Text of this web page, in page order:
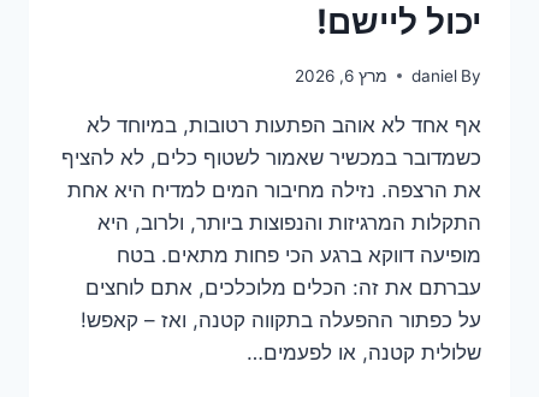
יכול ליישם!
By
daniel מרץ 6, 2026
אף אחד לא אוהב הפתעות רטובות, במיוחד לא
כשמדובר במכשיר שאמור לשטוף כלים, לא להציף
את הרצפה. נזילה מחיבור המים למדיח היא אחת
התקלות המרגיזות והנפוצות ביותר, ולרוב, היא
מופיעה דווקא ברגע הכי פחות מתאים. בטח
עברתם את זה: הכלים מלוכלכים, אתם לוחצים
על כפתור ההפעלה בתקווה קטנה, ואז – קאפש!
שלולית קטנה, או לפעמים…